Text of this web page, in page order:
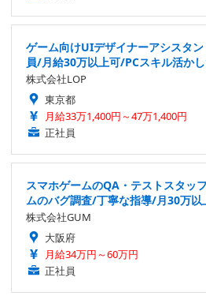
ゲーム向けUIデザイナーアシスタ
員/月給30万以上可/PCスキル活か
株式会社LOP
東京都
月給33万1,400円～47万1,400円
正社員
スマホゲームのQA・テストスタッ
ムのバグ調査/丁寧な指導/月30万以
株式会社GUM
大阪府
月給34万円～60万円
正社員